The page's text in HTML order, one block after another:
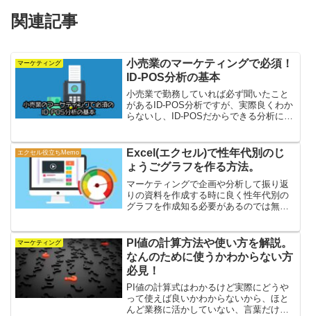
関連記事
マーケティング
小売業のマーケティングで必須！
ID-POS分析の基本
小売業で勤務していれば必ず聞いたこと
があるID-POS分析ですが、実際良くわか
らないし、ID-POSだからできる分析につ
エクセル役立ちMemo
Excel(エクセル)で性年代別のじ
ょうごグラフを作る方法。
マーケティングで企画や分析して振り返
りの資料を作成する時に良く性年代別の
グラフを作成知る必要があるのでは無い
とてもおすすめです。まだ、作り方がわ
からない方は是非読んで見て下さい。
マーケティング
PI値の計算方法や使い方を解説。
なんのために使うかわからない方
必見！
PI値の計算式はわかるけど実際にどうや
って使えば良いかわからないから、ほと
んど業務に活かしていない、言葉だけ知